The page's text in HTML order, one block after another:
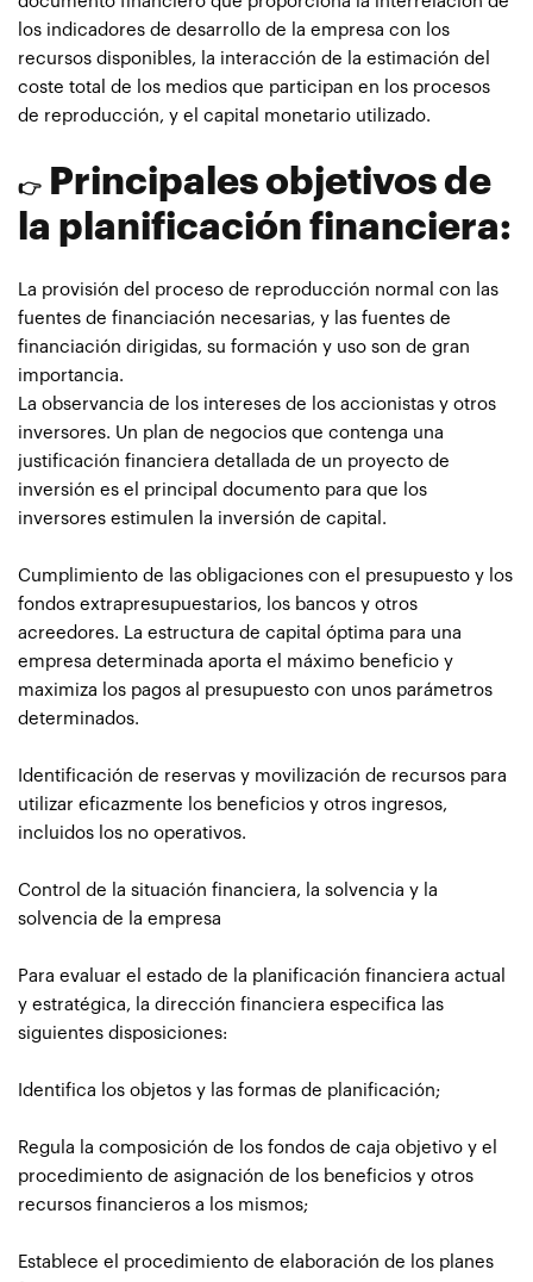
los indicadores de desarrollo de la empresa con los
recursos disponibles, la interacción de la estimación del
coste total de los medios que participan en los procesos
de reproducción, y el capital monetario utilizado.
👉
Principales objetivos de
la planificación financiera:
La provisión del proceso de reproducción normal con las
fuentes de financiación necesarias, y las fuentes de
financiación dirigidas, su formación y uso son de gran
importancia.
La observancia de los intereses de los accionistas y otros
inversores. Un plan de negocios que contenga una
justificación financiera detallada de un proyecto de
inversión es el principal documento para que los
inversores estimulen la inversión de capital.
Cumplimiento de las obligaciones con el presupuesto y los
fondos extrapresupuestarios, los bancos y otros
acreedores. La estructura de capital óptima para una
empresa determinada aporta el máximo beneficio y
maximiza los pagos al presupuesto con unos parámetros
determinados.
Identificación de reservas y movilización de recursos para
utilizar eficazmente los beneficios y otros ingresos,
incluidos los no operativos.
Control de la situación financiera, la solvencia y la
solvencia de la empresa
Para evaluar el estado de la planificación financiera actual
y estratégica, la dirección financiera especifica las
siguientes disposiciones:
Identifica los objetos y las formas de planificación;
Regula la composición de los fondos de caja objetivo y el
procedimiento de asignación de los beneficios y otros
recursos financieros a los mismos;
Establece el procedimiento de elaboración de los planes